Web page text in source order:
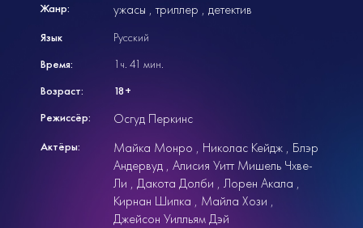
Жанр: ужасы триллер детектив
Язык
Русский
Время:
1ч. 41 мин.
Возраст:
18+
Режиссёр:
Осгуд Перкинс
Актёры: Майка Монро Николас Кейдж
Блэр
Андервуд Алисия Уитт Мишель Чхве-
Ли
Дакота Долби
Лорен Акала
Кирнан Шипка
Майла Хози
Джейсон Уилльям Дэй